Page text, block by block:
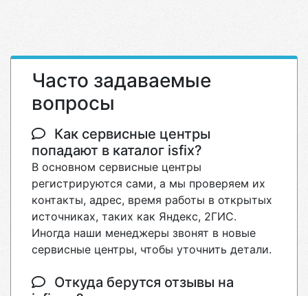
Часто задаваемые
вопросы
Как сервисные центры
попадают в каталог isfix?
В основном сервисные центры
регистрируются сами, а мы проверяем их
контакты, адрес, время работы в открытых
источниках, таких как Яндекс, 2ГИС.
Иногда наши менеджеры звонят в новые
сервисные центры, чтобы уточнить детали.
Откуда берутся отзывы на